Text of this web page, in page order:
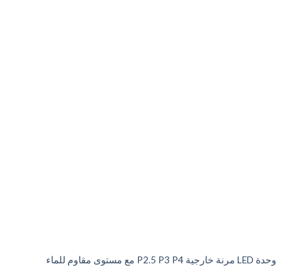
وحدة LED مرنة خارجية P2.5 P3 P4 مع مستوى مقاوم للماء